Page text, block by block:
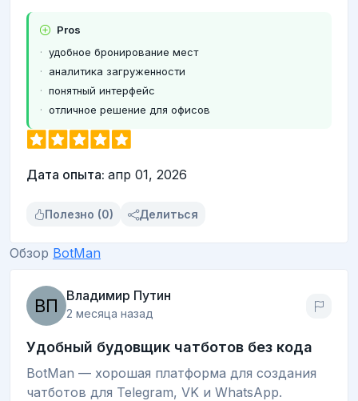
Pros
удобное бронирование мест
аналитика загруженности
понятный интерфейс
отличное решение для офисов
Дата опыта: апр 01, 2026
Полезно (0) Делиться
Обзор BotMan
Владимир Путин
2 месяца назад
Удобный будовщик чатботов без кода
BotMan — хорошая платформа для создания
чатботов для Telegram, VK и WhatsApp.